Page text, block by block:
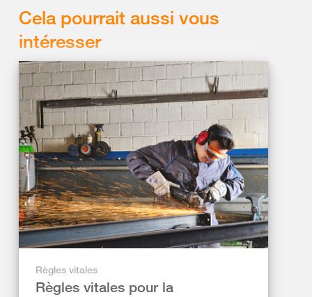
Cela pourrait aussi vous
intéresser
Règles vitales
Règles vitales pour la